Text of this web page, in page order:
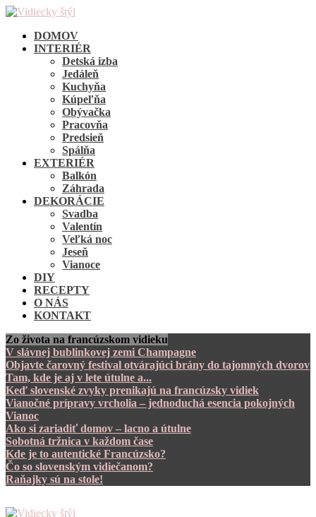
DOMOV
INTERIÉR
Detská izba
Jedáleň
Kuchyňa
Kúpeľňa
Obývačka
Pracovňa
Predsieň
Spálňa
EXTERIÉR
Balkón
Záhrada
DEKORÁCIE
Svadba
Valentín
Veľká noc
Jeseň
Vianoce
DIY
RECEPTY
O NÁS
KONTAKT
Zo života na francúzskom vidieku
V slávnej bublinkovej zemi Champagne
Objavte čarovný festival otvárajúci brány do tajomných dvorov
Tam, kde je aj v lete útulne a...
Keď slovenské zvyky prenikajú na francúzsky vidiek
Vianočné prípravy vrcholia – jednoduchá esencia pokojných
Vianoc
Ako si zariadiť domov – lacno a útulne
Sobotná tržnica v každom čase
Kde je to autentické Francúzsko?
Čo so slovenským vidiečanom?
Raňajky sú na stole!